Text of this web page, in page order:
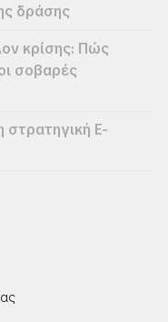
δράσης
κρίσης: Πώς
σοβαρές
στρατηγική E-